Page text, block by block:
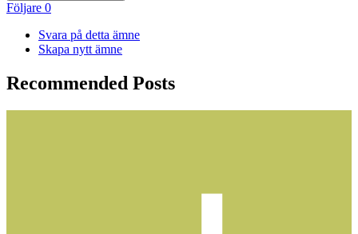
Följare 0
Svara på detta ämne
Skapa nytt ämne
Recommended Posts